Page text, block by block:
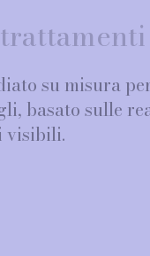
su misura
basato sulle
visibili.